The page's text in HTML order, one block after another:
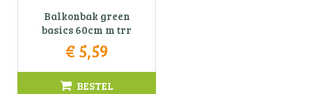
Balkonbak green
basics 60cm m trr
€ 5,59
BESTEL